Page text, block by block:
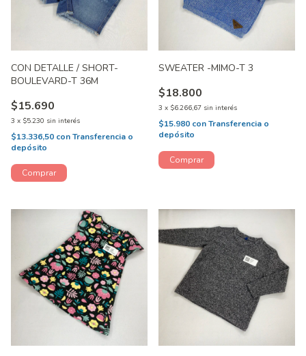
CON DETALLE / SHORT-
BOULEVARD-T 36M
$15.690
3 x $5.230 sin interés
$13.336,50 conTransferencia o
depósito
SWEATER -MIMO-T 3
$18.800
3 x $6.266,67 sin interés
$15.980 conTransferencia o
depósito